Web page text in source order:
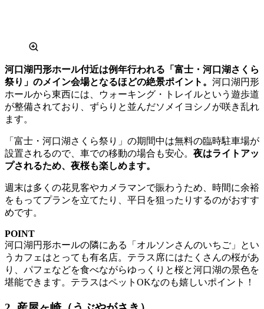
河口湖円形ホール付近は例年行われる「富士・河口湖さくら
祭り」のメイン会場となるほどの絶景ポイント。 河口湖円形
ホールから東西には、ウォーキング・トレイルという遊歩道
が整備されており、ずらりと並んだソメイヨシノが咲き乱れ
ます。
「富士・河口湖さくら祭り」の期間中は無料の臨時駐車場が
設置されるので、車での移動の場合も安心。 夜はライトアッ
プされるため、夜桜も楽しめます。
週末は多くの花見客やカメラマンで賑わうため、時間に余裕
をもってプランを立てたり、平日を狙ったりするのがおすす
めです。
POINT
河口湖円形ホールの隣にある「オルソンさんのいちご」とい
うカフェはとっても有名店。テラス席にはたくさんの桜があ
り、パフェなどを食べながらゆっくりと桜と河口湖の景色を
堪能できます。テラスはペットOKなのも嬉しいポイント！